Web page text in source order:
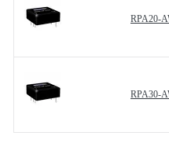
RPA20-
RPA30-